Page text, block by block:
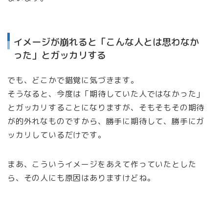
イメージが崩れると「こんな人とは思わなか
った」とガッカリする
でも、どこかで錯覚に気づきます。
そうなると、今度は「期待していた人ではなかった」
とガッカリすることになりますが、そもそもその期待
が的外れなものですから、勝手に期待して、勝手にガ
ッカリしているだけです。
まあ、こういうイメージをあえて作っていたとした
ら、その人にも原因はありますけどね。